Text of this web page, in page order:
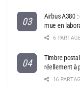
Airbus A380
mue en
6
Timbre
réellement à
16